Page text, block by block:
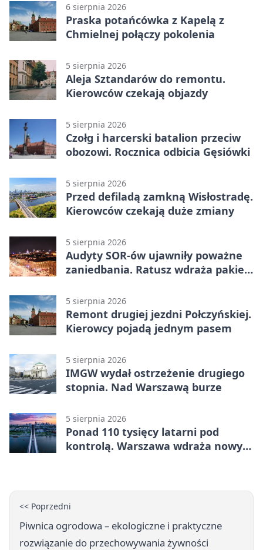
6 sierpnia 2026
Praska potańcówka z Kapelą z
Chmielnej połączy pokolenia
5 sierpnia 2026
Aleja Sztandarów do remontu.
Kierowców czekają objazdy
5 sierpnia 2026
Czołg i harcerski batalion przeciw
obozowi. Rocznica odbicia Gęsiówki
5 sierpnia 2026
Przed defiladą zamkną Wisłostradę.
Kierowców czekają duże zmiany
5 sierpnia 2026
Audyty SOR-ów ujawniły poważne
zaniedbania. Ratusz wdraża pakiet
5 sierpnia 2026
Remont drugiej jezdni Połczyńskiej.
Kierowcy pojadą jednym pasem
5 sierpnia 2026
IMGW wydał ostrzeżenie drugiego
stopnia. Nad Warszawą burze
5 sierpnia 2026
Ponad 110 tysięcy latarni pod
kontrolą. Warszawa wdraża nowy
<< Poprzedni
Piwnica ogrodowa – ekologiczne i praktyczne
rozwiązanie do przechowywania żywności